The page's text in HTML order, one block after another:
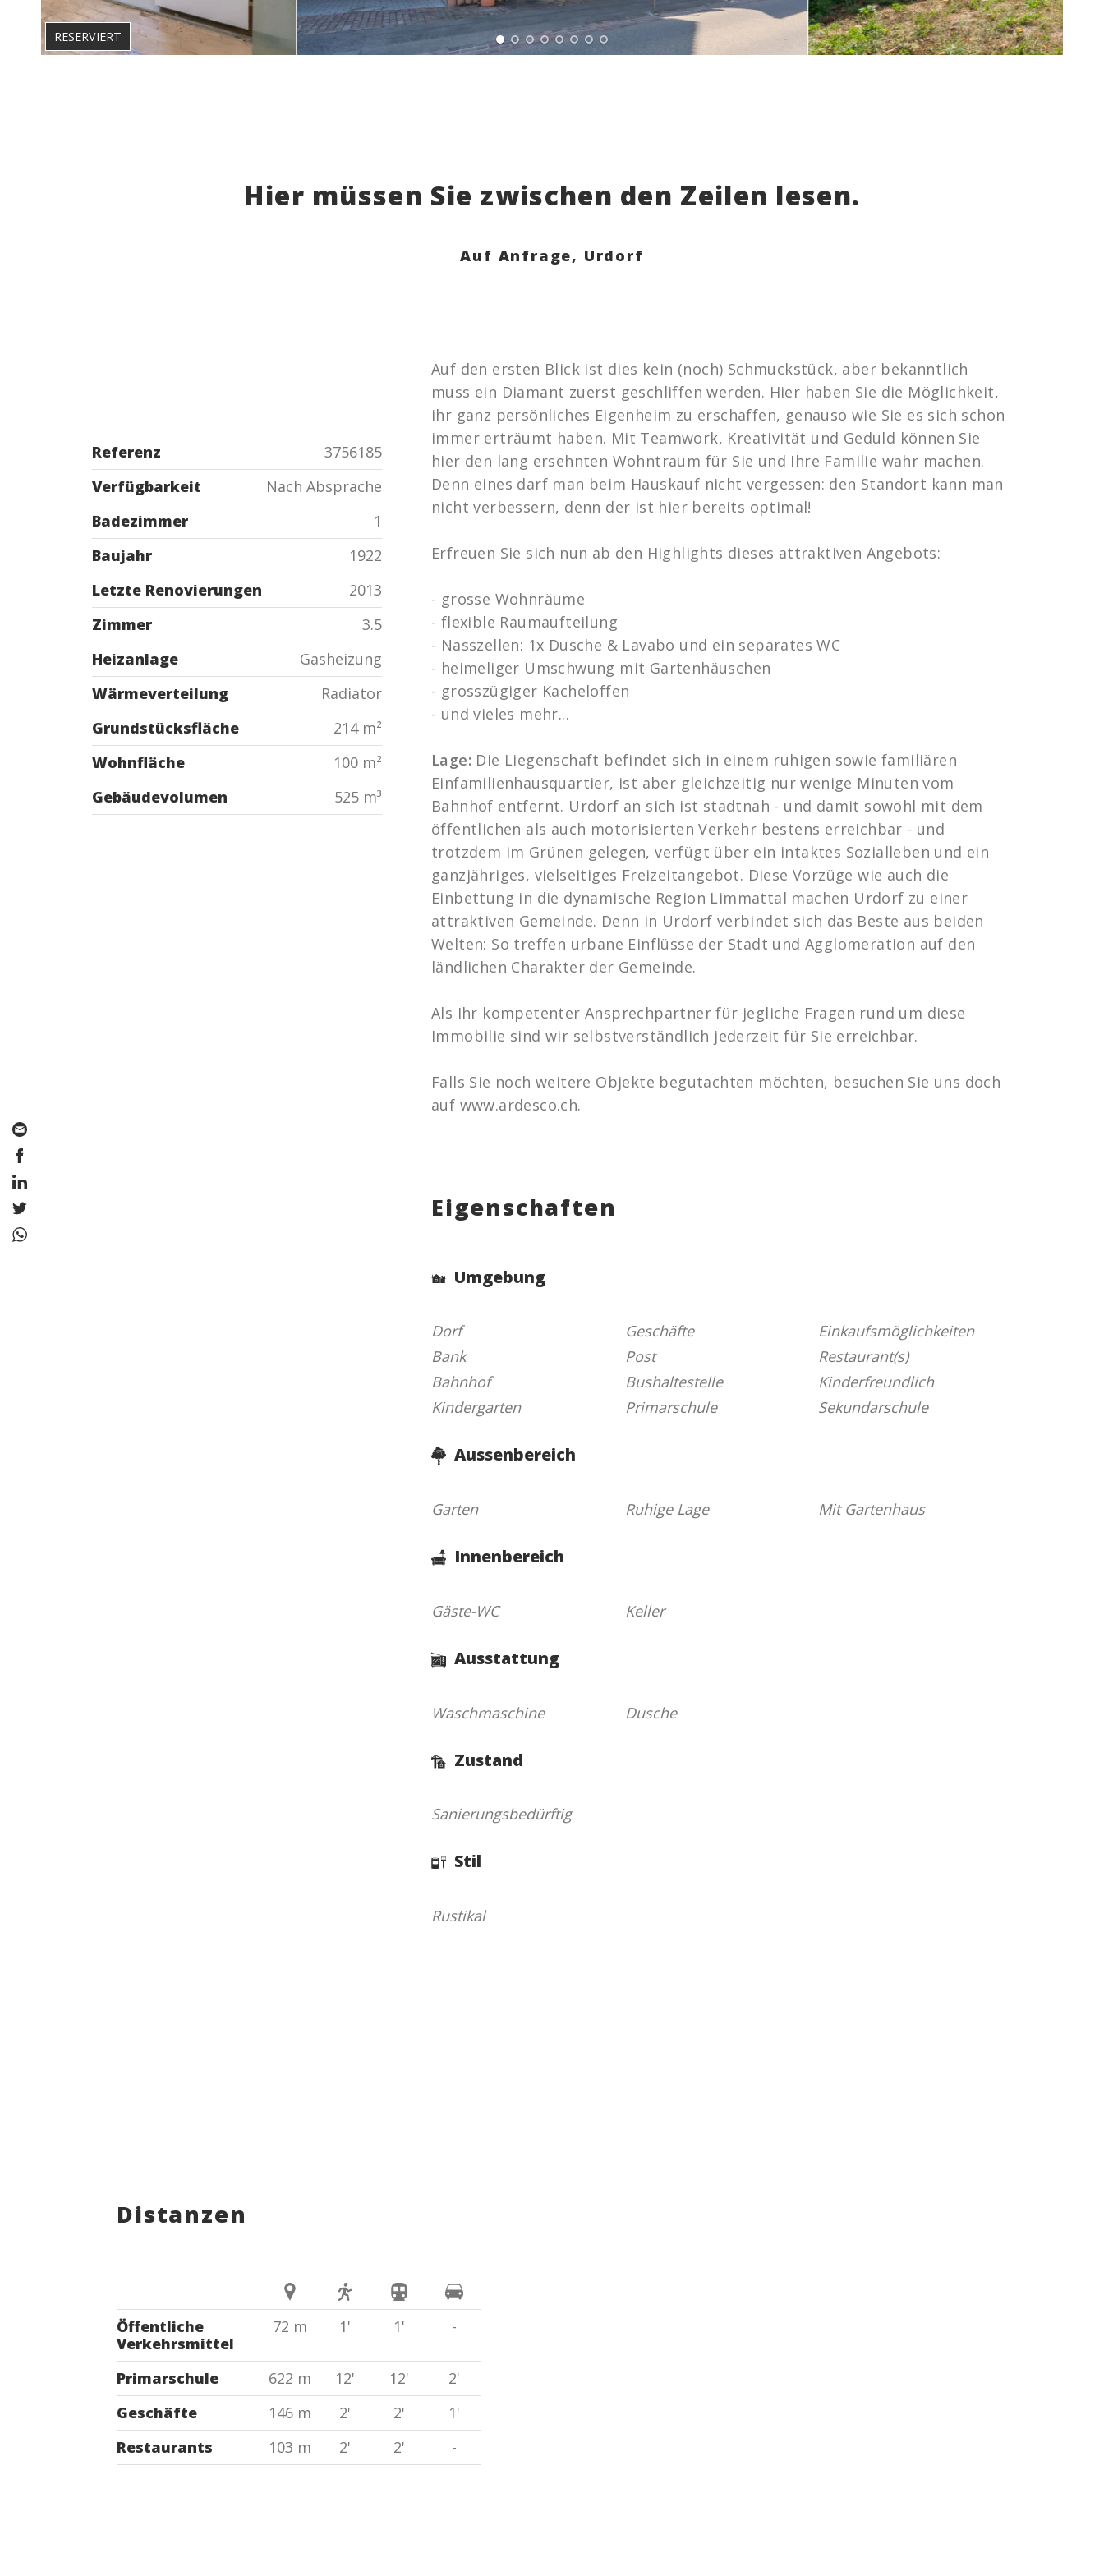
RESERVIERT
Hier müssen Sie zwischen den Zeilen lesen.
Auf Anfrage, Urdorf
Referenz
3756185
Verfügbarkeit
Nach Absprache
Badezimmer
1
Baujahr
1922
Letzte Renovierungen
2013
Zimmer
3.5
Heizanlage
Gasheizung
Wärmeverteilung
Radiator
Grundstücksfläche
214 m²
Wohnfläche
100 m²
Gebäudevolumen
525 m³
Auf den ersten Blick ist dies kein (noch) Schmuckstück, aber bekanntlich
muss ein Diamant zuerst geschliffen werden. Hier haben Sie die Möglichkeit,
ihr ganz persönliches Eigenheim zu erschaffen, genauso wie Sie es sich schon
immer erträumt haben. Mit Teamwork, Kreativität und Geduld können Sie
hier den lang ersehnten Wohntraum für Sie und Ihre Familie wahr machen.
Denn eines darf man beim Hauskauf nicht vergessen: den Standort kann man
nicht verbessern, denn der ist hier bereits optimal!
Erfreuen Sie sich nun ab den Highlights dieses attraktiven Angebots:
- grosse Wohnräume
- flexible Raumaufteilung
- Nasszellen: 1x Dusche & Lavabo und ein separates WC
- heimeliger Umschwung mit Gartenhäuschen
- grosszügiger Kacheloffen
- und vieles mehr...
Lage: Die Liegenschaft befindet sich in einem ruhigen sowie familiären
Einfamilienhausquartier, ist aber gleichzeitig nur wenige Minuten vom
Bahnhof entfernt. Urdorf an sich ist stadtnah - und damit sowohl mit dem
öffentlichen als auch motorisierten Verkehr bestens erreichbar - und
trotzdem im Grünen gelegen, verfügt über ein intaktes Sozialleben und ein
ganzjähriges, vielseitiges Freizeitangebot. Diese Vorzüge wie auch die
Einbettung in die dynamische Region Limmattal machen Urdorf zu einer
attraktiven Gemeinde. Denn in Urdorf verbindet sich das Beste aus beiden
Welten: So treffen urbane Einflüsse der Stadt und Agglomeration auf den
ländlichen Charakter der Gemeinde.
Als Ihr kompetenter Ansprechpartner für jegliche Fragen rund um diese
Immobilie sind wir selbstverständlich jederzeit für Sie erreichbar.
Falls Sie noch weitere Objekte begutachten möchten, besuchen Sie uns doch
auf www.ardesco.ch.
Eigenschaften
Umgebung
Dorf Geschäfte
Einkaufsmöglichkeiten
Bank
Post
Restaurant(s)
Bahnhof
Bushaltestelle
Kinderfreundlich
Kindergarten
Primarschule Sekundarschule
Aussenbereich
Garten Ruhige Lage Mit Gartenhaus
Innenbereich
Gäste-WC Keller
Ausstattung
Waschmaschine Dusche
Zustand
Sanierungsbedürftig
Stil
Rustikal
Distanzen
Öffentliche
Verkehrsmittel
72 m 1' 1' -
Primarschule 622 m 12' 12'
2'
Geschäfte
146 m 2' 2'
1'
Restaurants
103 m 2' 2' -